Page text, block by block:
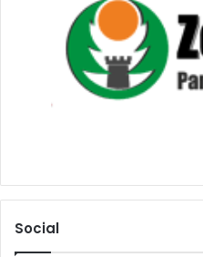
Social